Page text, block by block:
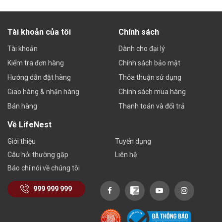
theo khuôn, giữ được màu sắc, hương vị, cùng hàm lượng
dinh dưỡng cao
Thành phần dinh dưỡng tổ yến 5A xuất
khẩu
Trong tổ yến rút lông 5A thượng hạng có chứa 2 thành phần
người bệnh , người già , phụ nữ mang thai & trẻ em …
Glycol cung cấp 7 loại đường dễ hấp thụ cho cơ thể.
Protein chứa tới 18 loại acid amin có hàm lượng cao
như Aspartic acid, Tyrosine, Valine, Serine, Leucine…
Cùng với 31 nguyên tố vi lượng như
Tài khoản của tôi
Tài khoản
Kiểm tra đơn hàng
Hướng dẫn đặt hàng
Giao hàng & nhận hàng
Bán hàng
Chính sách
Dành cho đại lý
Chính sách bảo mật
Thỏa thuận sử dụng
Chính sách mua hàng
Thanh toán và đổi trả
Về LifeNest
Giới thiệu
Câu hỏi thường gặp
Báo chí nói về chúng tôi
Tuyển dụng
Liên hệ
999 999 999